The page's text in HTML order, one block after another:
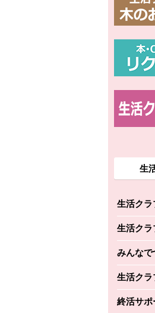
生
生活クラ
別のウィ
生活クラ
別のウィ
みんなで
別のウィ
生活クラ
別のウィ
終活サポ
別のウィ